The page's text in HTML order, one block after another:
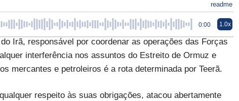
readme
0:00 1.0x
Irã, responsável por coordenar as operações das Forças
interferência nos assuntos do Estreito de Ormuz e
mercantes e petroleiros é a rota determinada por Teerã.
respeito às suas obrigações, atacou abertamente